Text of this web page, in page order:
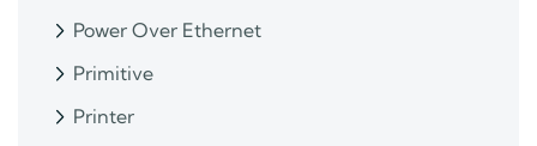
Power Over Ethernet
Primitive
Printer